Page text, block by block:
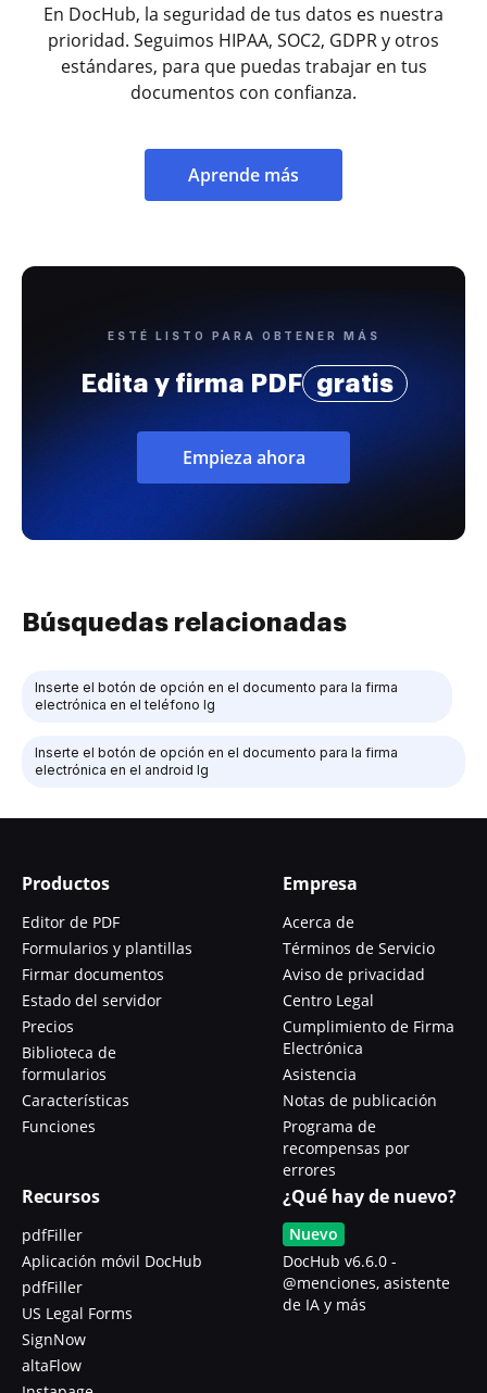
En DocHub, la seguridad de tus datos es nuestra
prioridad. Seguimos HIPAA, SOC2, GDPR y otros
estándares, para que puedas trabajar en tus
documentos con confianza.
Aprende más
ESTÉ LISTO PARA OBTENER MÁS
Edita y firma PDF gratis
Empieza ahora
Búsquedas relacionadas
Inserte el botón de opción en el documento para la firma
electrónica en el teléfono lg
Inserte el botón de opción en el documento para la firma
electrónica en el android lg
Productos
Editor de PDF
Formularios y plantillas
Firmar documentos
Estado del servidor
Precios
Biblioteca de
formularios
Características
Funciones
Empresa
Acerca de
Términos de Servicio
Aviso de privacidad
Centro Legal
Cumplimiento de Firma
Electrónica
Asistencia
Notas de publicación
Programa de
recompensas por
errores
Recursos
pdfFiller
Aplicación móvil DocHub
pdfFiller
US Legal Forms
SignNow
altaFlow
¿Qué hay de nuevo?
Nuevo
DocHub v6.6.0 -
@menciones, asistente
de IA y más